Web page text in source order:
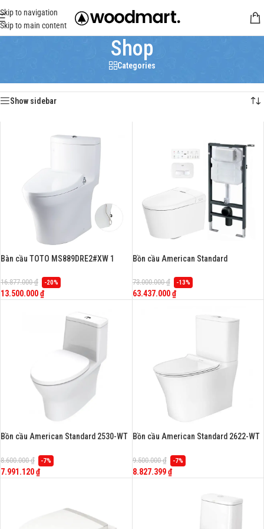
Skip to navigation
Skip to main content
Shop
Categories
Show sidebar
Bàn cầu TOTO MS889DRE2#XW 1
16.877.000₫ -20%
13.500.000₫
Bồn cầu American Standard
dòng Aero-Lite
73.000.000₫ -13%
63.437.000₫
Bồn cầu American Standard 2530-WT
8.600.000₫ -7%
7.991.120₫
Bồn cầu American Standard 2622-WT
Signature
9.500.000₫ -7%
8.827.399₫